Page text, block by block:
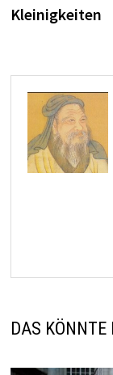
Kleinigkeiten
DAS KÖNNTE